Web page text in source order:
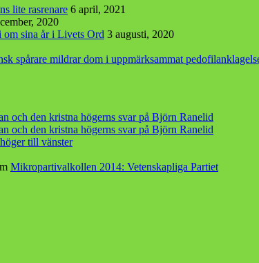
lite rasrenare 6 april, 2021
2020
om sina år i Livets Ord 3 augusti, 2020
spårare mildrar dom i uppmärksammat
och den kristna högerns svar på Björn Ranelid
och den kristna högerns svar på Björn Ranelid
till vänster
Mikropartivalkollen 2014: Vetenskapliga Partiet